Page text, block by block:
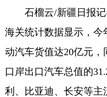
石榴云/新疆日报
海关统计数据显示，今
动汽车货值达20亿元，
口岸出口汽车总值的
利、比亚迪、长安等主